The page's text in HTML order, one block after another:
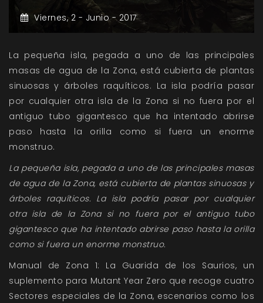
Viernes, 2 - Junio - 2017
La pequeña isla, pegada a uno de las principales
masas de agua de la Zona, está cubierta de plantas
sinuosas y árboles raquíticos. La isla podría pasar
por cualquier otra isla de la Zona si no fuera por el
antiguo tubo gigantesco que ha intentado abrirse
paso hasta la orilla como si fuera un enorme
monstruo.
La pequeña isla, pegada a uno de las principales masas
de agua de la Zona, está cubierta de plantas sinuosas y
árboles raquíticos. La isla podría pasar por cualquier
otra isla de la Zona si no fuera por el antiguo tubo
gigantesco que ha intentado abrirse paso hasta la orilla
como si fuera un enorme monstruo.
Manual de Zona 1: La Guarida de los Saurios, un
suplemento para Mutant Year Zero que recoge cuatro
Sectores especiales de la Zona, escenarios como los